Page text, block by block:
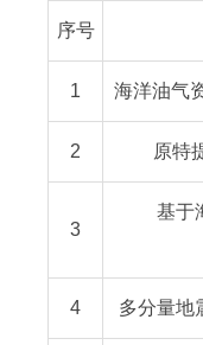
序号
1 海洋油气
2 原特
3
基于
4 多分量地